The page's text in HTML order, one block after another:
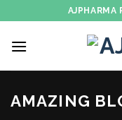
to
content
AJPHARMA
AMAZING